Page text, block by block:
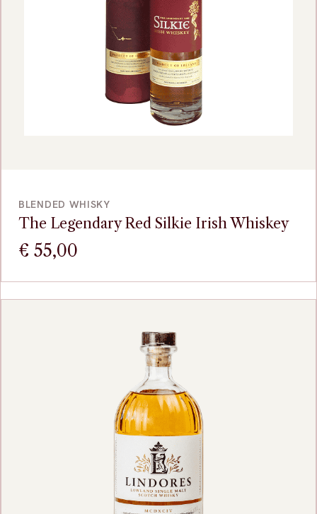
BLENDED WHISKY
The Legendary Red Silkie Irish Whiskey
€ 55,00